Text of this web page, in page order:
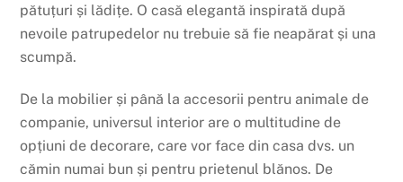
pătuțuri și lădițe. O casă elegantă inspirată după
nevoile patrupedelor nu trebuie să fie neapărat și una
scumpă.
De la mobilier și până la accesorii pentru animale de
companie, universul interior are o multitudine de
opțiuni de decorare, care vor face din casa dvs. un
cămin numai bun și pentru prietenul blănos. De